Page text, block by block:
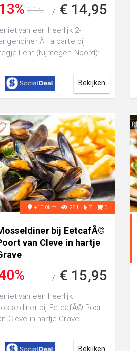
+/- € 14,95
€ 17,-
van een heerlijk 2-
Ã la carte bij
Lent (Nijmegen Noord):
avon...
Bekijken
+10.0km 281 7 0
bij EetcafÃ©
van Cleve in hartje
+/- € 15,95
van een heerlijk
bij EetcafÃ© Poort
Cleve in hartje Grave:
sau...
Bekijken